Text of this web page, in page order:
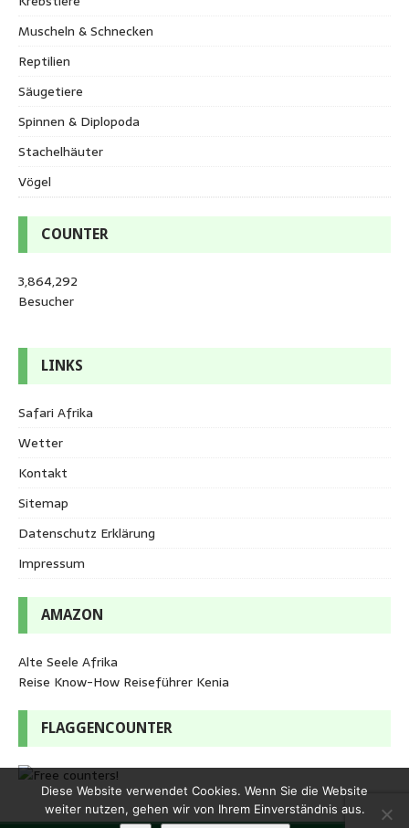
Muscheln & Schnecken
Reptilien
Säugetiere
Spinnen & Diplopoda
Stachelhäuter
Vögel
COUNTER
3,864,292
Besucher
LINKS
Safari Afrika
Wetter
Kontakt
Sitemap
Datenschutz Erklärung
Impressum
AMAZON
Alte Seele Afrika
Reise Know-How Reiseführer Kenia
FLAGGENCOUNTER
Diese Website verwendet Cookies. Wenn Sie die Website
weiter nutzen, gehen wir von Ihrem Einverständnis aus.